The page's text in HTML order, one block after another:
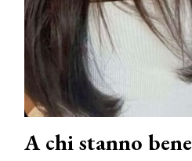
A chi stanno bene